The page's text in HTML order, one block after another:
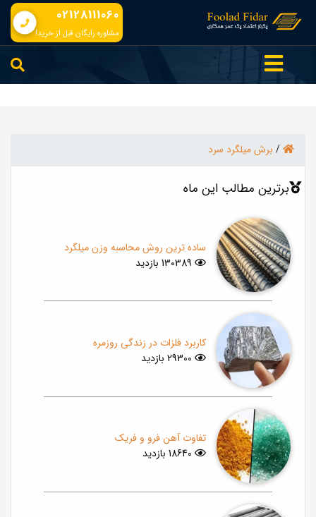
02128111060
مشاوره رایگان قبل از خرید!
/ برش میلگرد سرد
برترین مطالب این ماه
ساده ترین روش محاسبه وزن میلگرد
کاربرد فلزات در زندگی روزمره
تفاوت آهن فرو و فریک